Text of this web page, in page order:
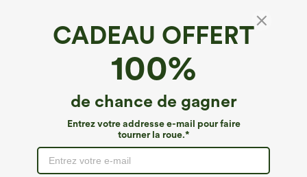
CADEAU OFFERT
100%
de chance de gagner
Entrez votre addresse e-mail pour faire
tourner la roue.*
Combinaison tube ceinturée à poches et
€40,95 EUR